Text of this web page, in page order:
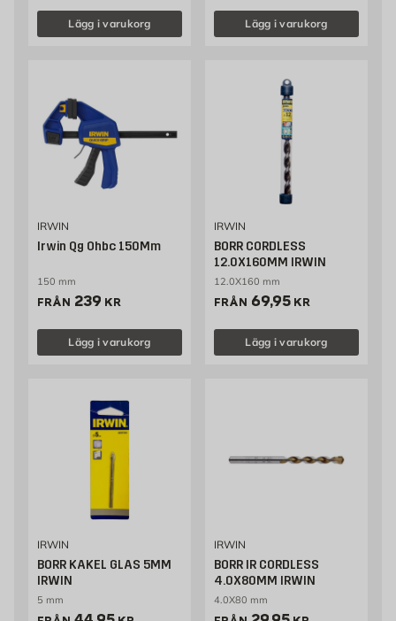
Lägg i varukorg Lägg i varukorg
IRWIN
Irwin Qg Ohbc 150Mm
150 mm
FRÅN Pris 239 kr
239 KR
Lägg i varukorg
IRWIN
BORR CORDLESS
12.0X160MM IRWIN
12.0X160 mm
FRÅN Pris 69.95 kr
69,95 KR
Lägg i varukorg
IRWIN
BORR KAKEL GLAS 5MM
IRWIN
5 mm
IRWIN
BORR IR CORDLESS
4.0X80MM IRWIN
4.0X80 mm